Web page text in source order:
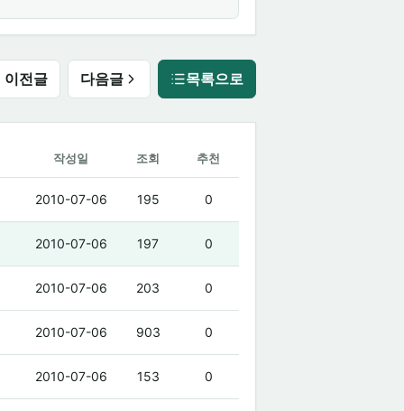
이전글 다음글 목록으로
작성일 조회 추천
2010-07-06 195 0
2010-07-06 197 0
2010-07-06 203 0
2010-07-06 903 0
2010-07-06 153 0